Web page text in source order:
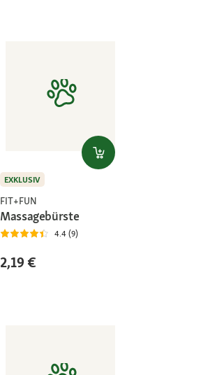
EXKLUSIV
FIT+FUN
Massagebürste
4.4 (9)
2,19 €